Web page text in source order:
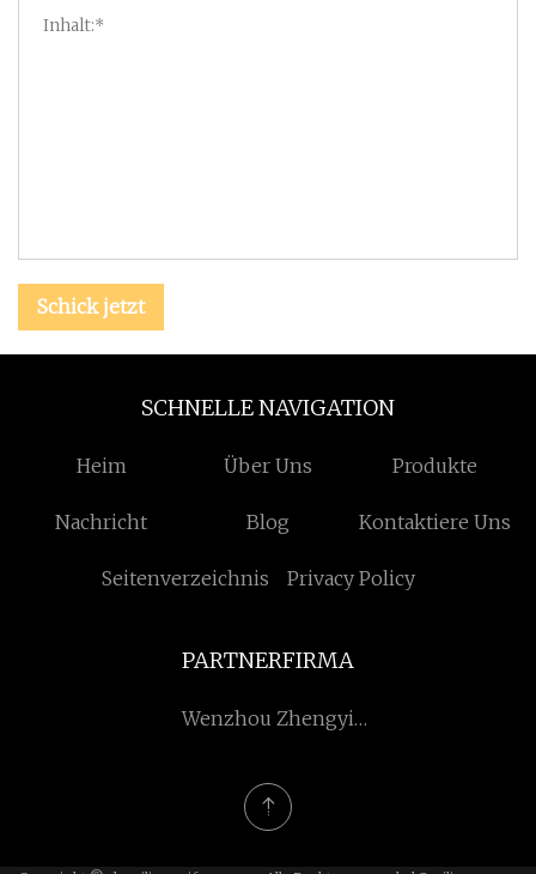
Schick jetzt
SCHNELLE NAVIGATION
Heim Über Uns Produkte
Nachricht Blog Kontaktiere Uns
Seitenverzeichnis Privacy Policy
PARTNERFIRMA
Wenzhou Zhengyi
Ltd.